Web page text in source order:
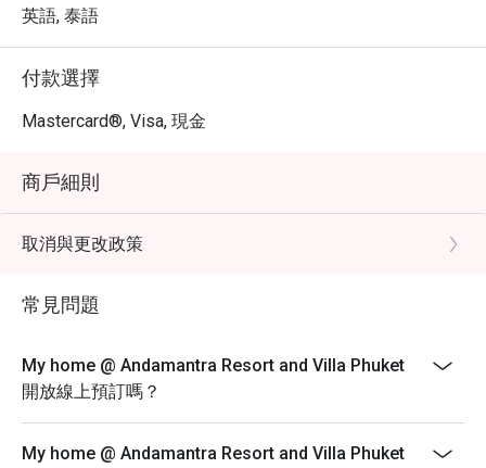
英語, 泰語
付款選擇
Mastercard®, Visa, 現金
商戶細則
取消與更改政策
常見問題
My home @ Andamantra Resort and Villa Phuket
開放線上預訂嗎？
My home @ Andamantra Resort and Villa Phuket